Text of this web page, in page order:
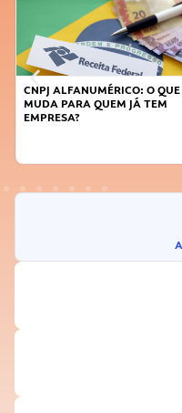
DICAS PARA OBTER CRÉDITO